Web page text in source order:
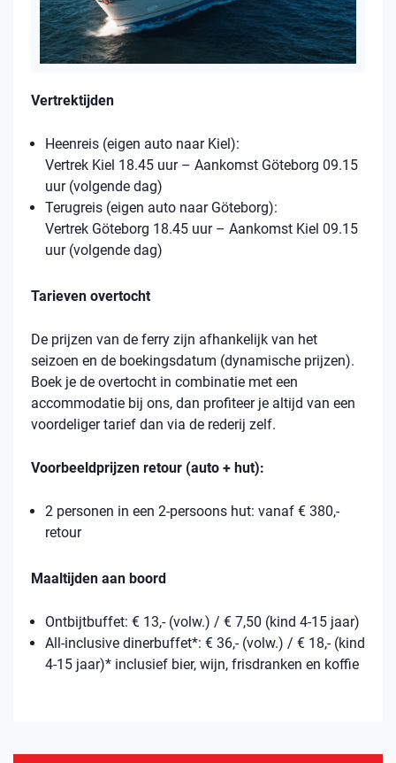
Vertrektijden
Heenreis (eigen auto naar Kiel):
Vertrek Kiel 18.45 uur – Aankomst Göteborg 09.15
uur (volgende dag)
Terugreis (eigen auto naar Göteborg):
Vertrek Göteborg 18.45 uur – Aankomst Kiel 09.15
uur (volgende dag)
Tarieven overtocht
De prijzen van de ferry zijn afhankelijk van het
seizoen en de boekingsdatum (dynamische prijzen).
Boek je de overtocht in combinatie met een
accommodatie bij ons, dan profiteer je altijd van een
voordeliger tarief dan via de rederij zelf.
Voorbeeldprijzen retour (auto + hut):
2 personen in een 2-persoons hut: vanaf € 380,-
retour
Maaltijden aan boord
Ontbijtbuffet: € 13,- (volw.) / € 7,50 (kind 4-15 jaar)
All-inclusive dinerbuffet*: € 36,- (volw.) / € 18,- (kind
4-15 jaar)* inclusief bier, wijn, frisdranken en koffie